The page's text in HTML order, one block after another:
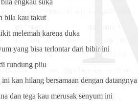
engkau suka
bila kau takut
melemah karena duka
yang bisa terlontar dari bibir ini
rundung pilu
kan hilang bersamaan dengan
dan tega kau merusak senyum ini